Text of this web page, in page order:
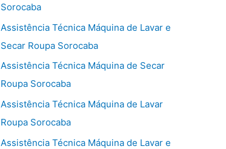
Sorocaba
Assistência Técnica Máquina de Lavar e
Secar Roupa Sorocaba
Assistência Técnica Máquina de Secar
Roupa Sorocaba
Assistência Técnica Máquina de Lavar
Roupa Sorocaba
Assistência Técnica Máquina de Lavar e